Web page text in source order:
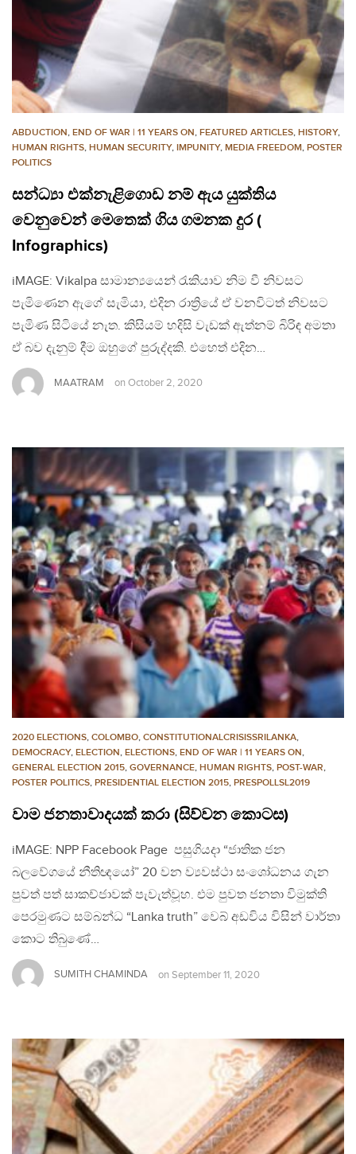
ABDUCTION, END OF WAR | 11 YEARS ON, FEATURED ARTICLES, HISTORY,
HUMAN RIGHTS, HUMAN SECURITY, IMPUNITY, MEDIA FREEDOM, POSTER
POLITICS
සන්ධ්‍යා එක්නැළිගොඩ නම් ඇය යුක්තිය
වෙනුවෙන් මෙතෙක් ගිය ගමනක දුර (
Infographics)
iMAGE: Vikalpa සාමාන්‍යයෙන් රැකියාව නිම වී නිවසට
පැමිණෙන ඇගේ සැමියා, එදින රාත්‍රියේ ඒ වනවිටත් නිවසට
පැමිණ සිටියේ නැත. කිසියම් හදිසි වැඩක් ඇත්නම් බිරිඳ අමතා
ඒ බව දැනුම් දීම ඔහුගේ පුරුද්දකි. එහෙත් එදින…
MAATRAM on October 2, 2020
2020 ELECTIONS, COLOMBO, CONSTITUTIONALCRISISSRILANKA,
DEMOCRACY, ELECTION, ELECTIONS, END OF WAR | 11 YEARS ON,
GENERAL ELECTION 2015, GOVERNANCE, HUMAN RIGHTS, POST-WAR,
POSTER POLITICS, PRESIDENTIAL ELECTION 2015, PRESPOLLSL2019
වාම ජනතාවාදයක් කරා (සිව්වන කොටස)
iMAGE: NPP Facebook Page පසුගියදා “ජාතික ජන
බලවේගයේ නීතිඥයෝ” 20 වන ව්‍යවස්ථා සංශෝධනය ගැන
පුවත් පත් සාකච්ජාවක් පැවැත්වූහ. එම පුවත ජනතා විමුක්ති
පෙරමුණට සම්බන්ධ “Lanka truth” වෙබ් අඩවිය විසින් වාර්තා
කොට තිබුණේ…
SUMITH CHAMINDA on September 11, 2020